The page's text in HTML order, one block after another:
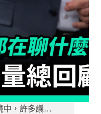
中，許多議…